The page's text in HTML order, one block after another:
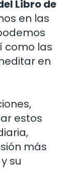
Libro de
en las
como las
en
estos
más
su